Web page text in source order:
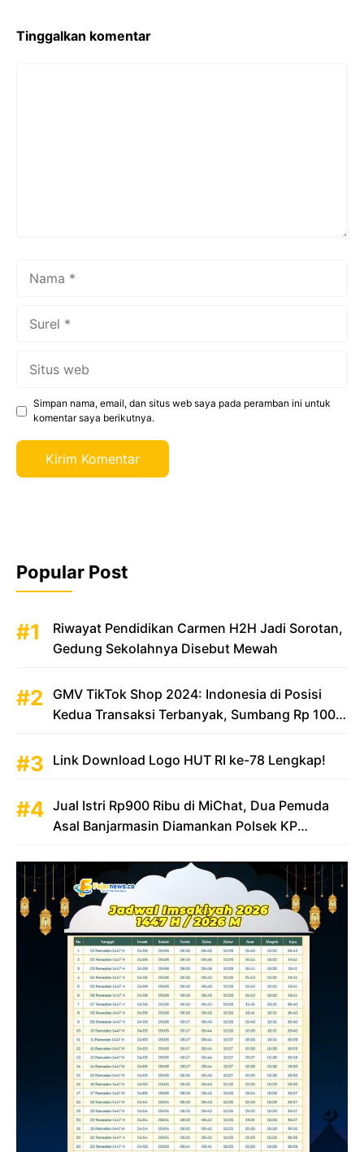
Tinggalkan komentar
Simpan nama, email, dan situs web saya pada peramban ini untuk
komentar saya berikutnya.
Popular Post
Riwayat Pendidikan Carmen H2H Jadi Sorotan,
Gedung Sekolahnya Disebut Mewah
GMV TikTok Shop 2024: Indonesia di Posisi
Kedua Transaksi Terbanyak, Sumbang Rp 100
Link Download Logo HUT RI ke-78 Lengkap!
Jual Istri Rp900 Ribu di MiChat, Dua Pemuda
Asal Banjarmasin Diamankan Polsek KP